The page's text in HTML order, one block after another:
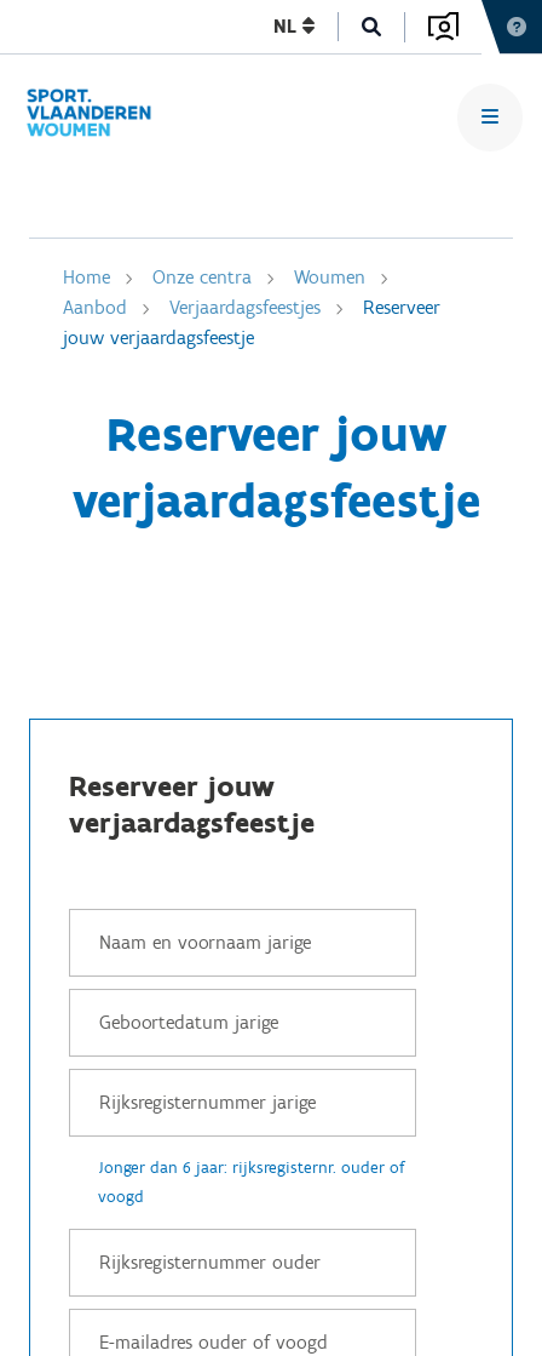
NL
Home Onze centra
Woumen
Aanbod
Verjaardagsfeestjes
Reserveer
jouw verjaardagsfeestje
Reserveer jouw
verjaardagsfeestje
Reserveer jouw
verjaardagsfeestje
Jonger dan 6 jaar: rijksregisternr. ouder of
voogd